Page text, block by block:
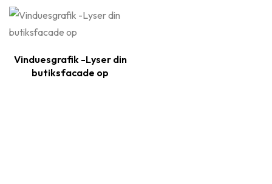
Vinduesgrafik -Lyser din
butiksfacade op